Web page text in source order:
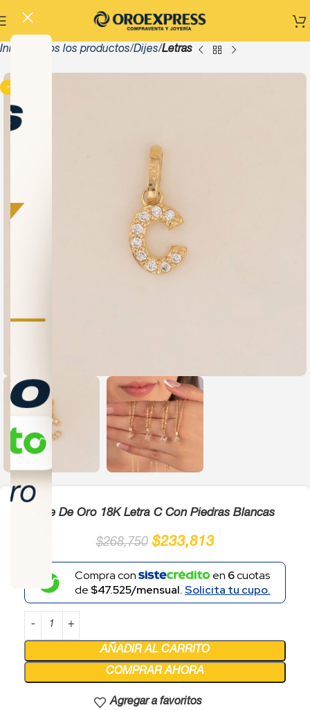
Inicio Todos los productos Dijes Letras
-13%
Dije De Oro 18K Letra C Con Piedras Blancas
$268,750 $233,813
Compra con en 6cuotas
de $47.525/mensual.Solicita tu cupo.
AÑADIR AL CARRITO
COMPRAR AHORA
Agregar a favoritos